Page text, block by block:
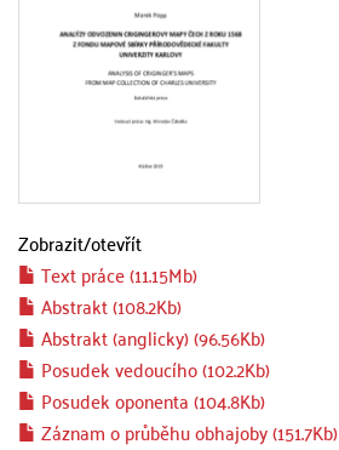
Zobrazit/otevřít
Text práce (11.15Mb)
Abstrakt (108.2Kb)
Abstrakt (anglicky) (96.56Kb)
Posudek vedoucího (102.2Kb)
Posudek oponenta (104.8Kb)
Záznam o průběhu obhajoby (151.7Kb)